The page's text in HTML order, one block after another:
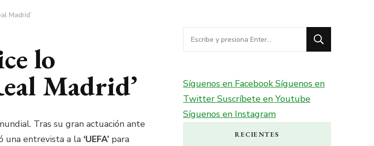
Madrid’
lo
Madrid’
Tras su gran actuación ante
una entrevista a la ‘UEFA’ para
¿Buscas
algo?
Síguenos en FacebookSíguenos en
Twitter Suscríbete en Youtube
Síguenos en Instagram
RECIENTES